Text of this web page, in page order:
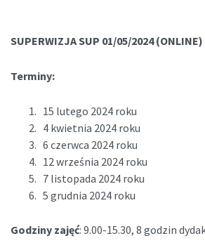
SUPERWIZJA SUP 01/05/2024 (ONLINE)
Terminy:
15 lutego 2024 roku
4 kwietnia 2024 roku
6 czerwca 2024 roku
12 września 2024 roku
7 listopada 2024 roku
5 grudnia 2024 roku
Godziny zajęć: 9.00-15.30, 8 godzin